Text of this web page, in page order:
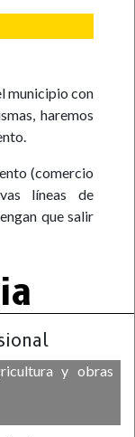
municipio con
haremos
(comercio
líneas de
que salir
y obras